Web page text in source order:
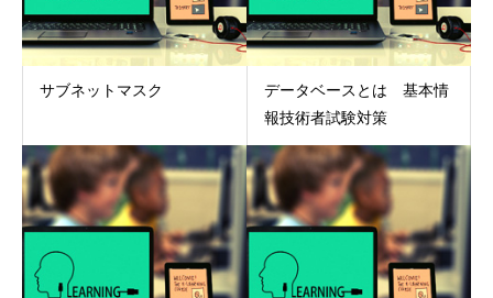
サブネットマスク
データベースとは 基本情
報技術者試験対策